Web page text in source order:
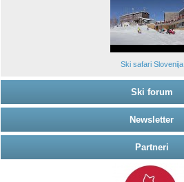
Ski safari Slovenija
Ski forum
Newsletter
Partneri